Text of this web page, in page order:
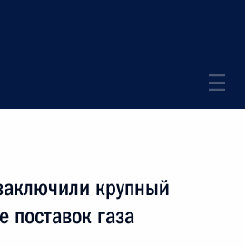
крупный
поставок газа